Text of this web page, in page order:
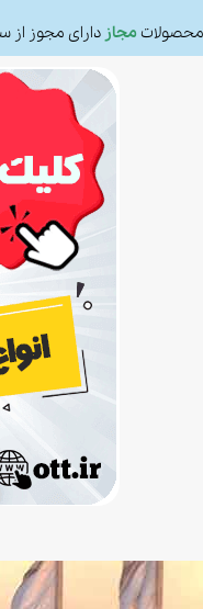
مجاز دارای مجوز از